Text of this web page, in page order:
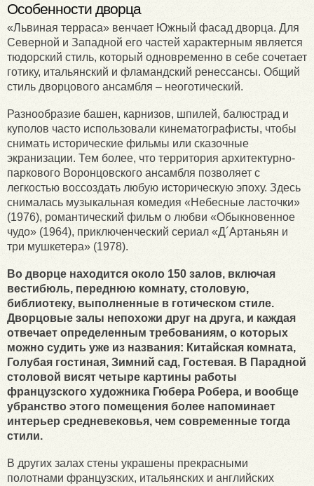
Особенности дворца
«Львиная терраса» венчает Южный фасад дворца. Для
Северной и Западной его частей характерным является
тюдорский стиль, который одновременно в себе сочетает
готику, итальянский и фламандский ренессансы. Общий
стиль дворцового ансамбля – неоготический.
Разнообразие башен, карнизов, шпилей, балюстрад и
куполов часто использовали кинематографисты, чтобы
снимать исторические фильмы или сказочные
экранизации. Тем более, что территория архитектурно-
паркового Воронцовского ансамбля позволяет с
легкостью воссоздать любую историческую эпоху. Здесь
снималась музыкальная комедия «Небесные ласточки»
(1976), романтический фильм о любви «Обыкновенное
чудо» (1964), приключенческий сериал «Д´Артаньян и
три мушкетера» (1978).
Во дворце находится около 150 залов, включая
вестибюль, переднюю комнату, столовую,
библиотеку, выполненные в готическом стиле.
Дворцовые залы непохожи друг на друга, и каждая
отвечает определенным требованиям, о которых
можно судить уже из названия: Китайская комната,
Голубая гостиная, Зимний сад, Гостевая. В Парадной
столовой висят четыре картины работы
французского художника Гюбера Робера, и вообще
убранство этого помещения более напоминает
интерьер средневековья, чем современные тогда
стили.
В других залах стены украшены прекрасными
полотнами французских, итальянских и английских